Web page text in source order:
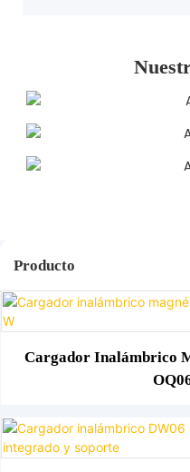
Producto
Cargador Inalámbrico